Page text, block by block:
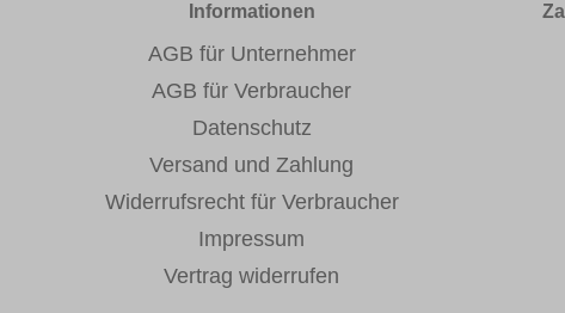
Informationen
AGB für Unternehmer
AGB für Verbraucher
Datenschutz
Versand und Zahlung
Widerrufsrecht für Verbraucher
Impressum
Vertrag widerrufen